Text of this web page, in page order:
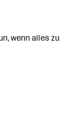
wenn alles zu